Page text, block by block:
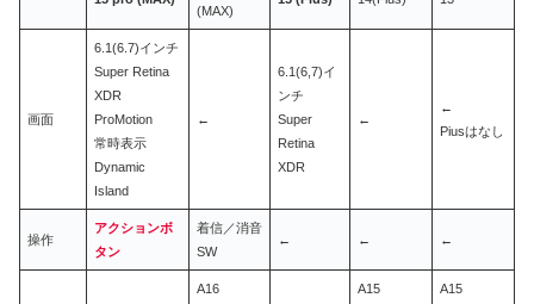
(MAX)
画面
6.1(6.7)インチ
Super Retina
XDR
ProMotion
常時表示
Dynamic
Island
←
6.1(6,7)イ
ンチ
Super
Retina
XDR
←
←
Piusはなし
操作
アクションボ
タン
着信／消音
SW
← ← ←
A16
A15
A15